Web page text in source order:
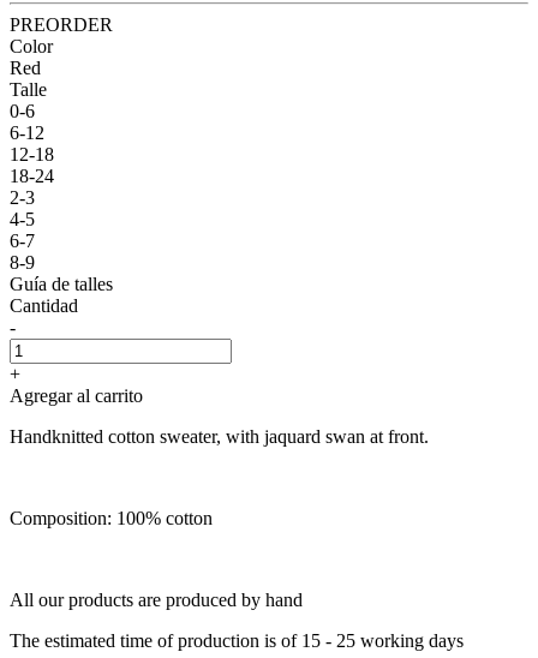
PREORDER
Color
Red
Talle
0-6
6-12
12-18
18-24
2-3
4-5
6-7
8-9
Guía de talles
Cantidad
-
+
Agregar al carrito
Handknitted cotton sweater, with jaquard swan at front.
Composition: 100% cotton
All our products are produced by hand
The estimated time of production is of 15 - 25 working days